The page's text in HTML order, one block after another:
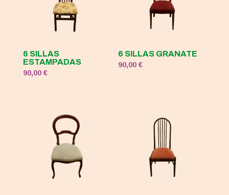
6 SILLAS
ESTAMPADAS
90,00 €
6 SILLAS GRANATE
90,00€